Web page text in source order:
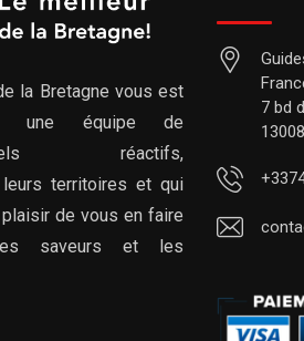
la Bretagne vous est
une équipe de
réactifs,
leurs territoires et qui
de vous en faire
saveurs et les
7 bd